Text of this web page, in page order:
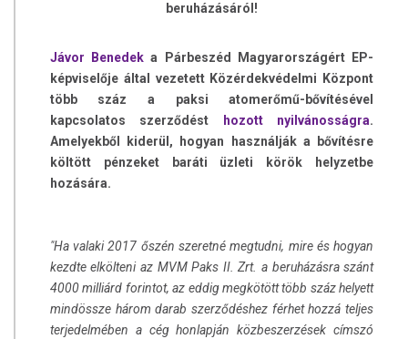
beruházásáról!
Jávor Benedek a Párbeszéd Magyarországért EP-
képviselője által vezetett Közérdekvédelmi Központ
több száz a paksi atomerőmű-bővítésével
kapcsolatos szerződést
hozott nyilvánosságra.
Amelyekből kiderül, hogyan használják a bővítésre
költött pénzeket baráti üzleti körök helyzetbe
hozására.
"Ha valaki 2017 őszén szeretné megtudni, mire és hogyan
kezdte elkölteni az MVM Paks II. Zrt. a beruházásra szánt
4000 milliárd forintot, az eddig megkötött több száz helyett
mindössze három darab szerződéshez férhet hozzá teljes
terjedelmében a cég honlapján közbeszerzések címszó